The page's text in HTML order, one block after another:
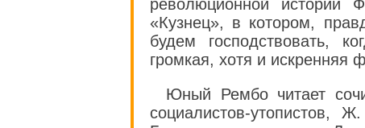
революционной
«Кузнец», в котором,
будем господствовать,
громкая, хотя и искренняя
Юный Рембо читает
социалистов-утопистов,